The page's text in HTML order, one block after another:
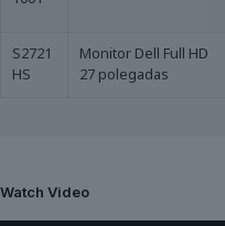
S2721
HS
Monitor Dell Full HD
27 polegadas
Watch Video